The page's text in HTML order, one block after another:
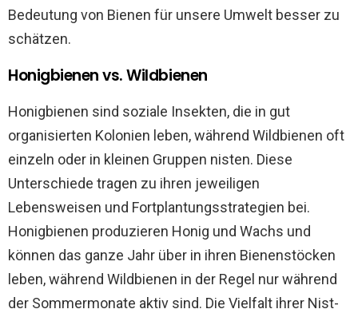
Bedeutung von Bienen für unsere Umwelt besser zu
schätzen.
Honigbienen vs. Wildbienen
Honigbienen sind soziale Insekten, die in gut
organisierten Kolonien leben, während Wildbienen oft
einzeln oder in kleinen Gruppen nisten. Diese
Unterschiede tragen zu ihren jeweiligen
Lebensweisen und Fortplantungsstrategien bei.
Honigbienen produzieren Honig und Wachs und
können das ganze Jahr über in ihren Bienenstöcken
leben, während Wildbienen in der Regel nur während
der Sommermonate aktiv sind. Die Vielfalt ihrer Nist-